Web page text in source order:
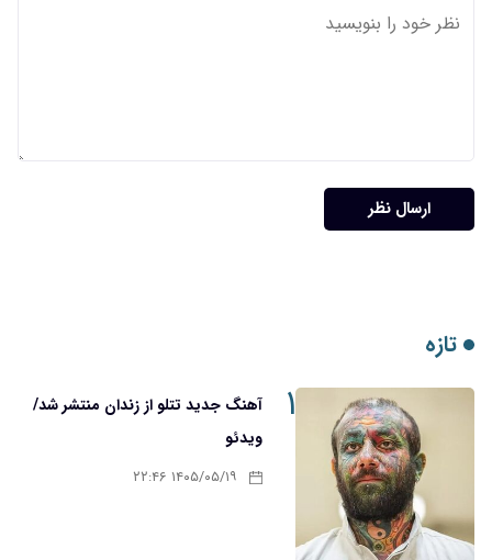
ارسال نظر
تازه
۱
آهنگ جدید تتلو از زندان منتشر شد/
ویدئو
۱۴۰۵/۰۵/۱۹ ۲۲:۴۶